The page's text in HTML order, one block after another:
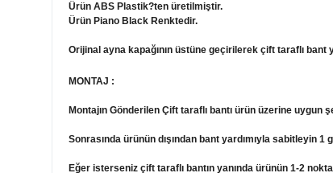
Ürün ABS Plastik?ten üretilmiştir.
Ürün Piano Black Renktedir.
Orijinal ayna kapağının üstüne geçirilerek çift taraflı bant
MONTAJ :
Montajın Gönderilen Çift taraflı bantı ürün üzerine uygun
Sonrasında ürünün dışından bant yardımıyla sabitleyin 1
Eğer isterseniz çift taraflı bantın yanında ürünün 1-2